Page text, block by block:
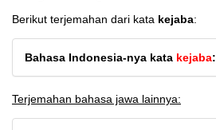
Berikut terjemahan dari kata kejaba:
Bahasa Indonesia-nya kata kejaba:
Terjemahan bahasa jawa lainnya: